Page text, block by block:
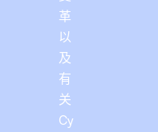
革
以
及
有
关
Cy